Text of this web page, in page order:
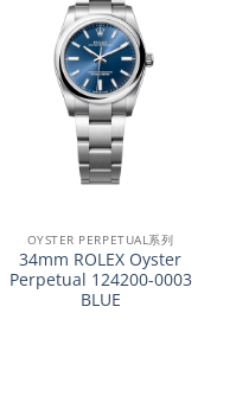
OYSTER PERPETUAL系列
34mm ROLEX Oyster
Perpetual 124200-0003
BLUE